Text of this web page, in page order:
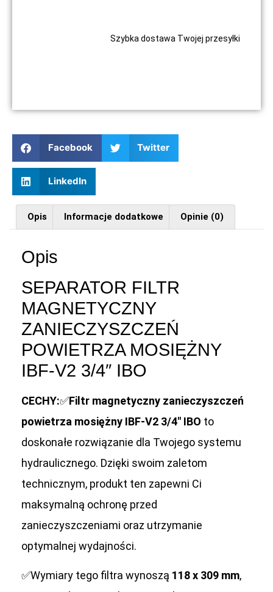
Facebook Twitter
LinkedIn
Szybka dostawa Twojej przesyłki
Opis Informacje dodatkowe Opinie (0)
Opis
SEPARATOR FILTR
MAGNETYCZNY
ZANIECZYSZCZEŃ
POWIETRZA MOSIĘŻNY
IBF-V2 3/4″ IBO
CECHY:✅Filtr magnetyczny zanieczyszczeń
powietrza mosiężny IBF-V2 3/4″ IBO to
doskonałe rozwiązanie dla Twojego systemu
hydraulicznego. Dzięki swoim zaletom
technicznym, produkt ten zapewni Ci
maksymalną ochronę przed
zanieczyszczeniami oraz utrzymanie
optymalnej wydajności.
✅Wymiary tego filtra wynoszą 118 x 309 mm,